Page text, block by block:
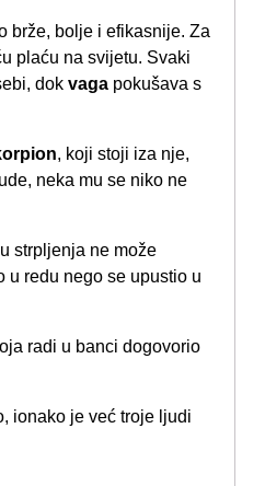
brže, bolje i efikasnije. Za
plaću na svijetu. Svaki
dok vaga pokušava s
, koji stoji iza nje,
neka mu se niko ne
strpljenja ne može
u redu nego se upustio u
radi u banci dogovorio
ionako je već troje ljudi